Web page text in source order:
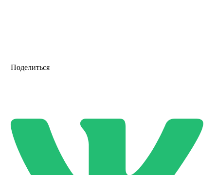
Поделиться